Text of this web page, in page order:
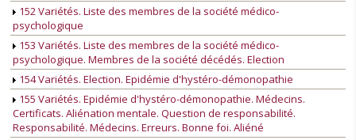
152 Variétés. Liste des membres de la société médico-
psychologique
153 Variétés. Liste des membres de la société médico-
psychologique. Membres de la société décédés. Election
154 Variétés. Election. Epidémie d'hystéro-démonopathie
155 Variétés. Epidémie d'hystéro-démonopathie. Médecins.
Certificats. Aliénation mentale. Question de responsabilité.
Responsabilité. Médecins. Erreurs. Bonne foi. Aliéné